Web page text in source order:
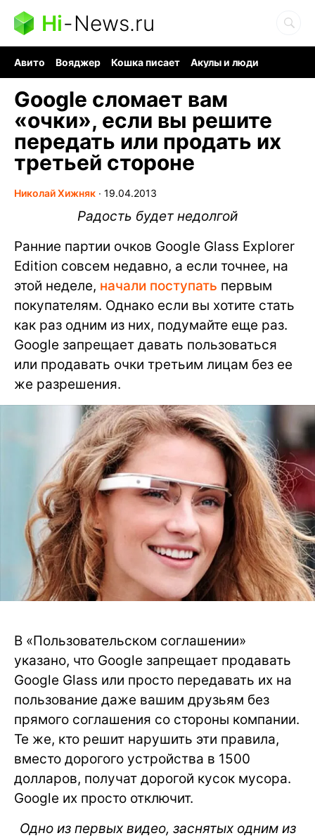
Hi-News.ru
Авито Вояджер Кошка писает
Акулы и люди
Google сломает вам
«очки», если вы решите
передать или продать их
третьей стороне
Николай Хижняк ∙ 19.04.2013
Радость будет недолгой
Ранние партии очков Google Glass Explorer
Edition совсем недавно, а если точнее, на
этой неделе, начали поступать первым
покупателям. Однако если вы хотите стать
как раз одним из них, подумайте еще раз.
Google запрещает давать пользоваться
или продавать очки третьим лицам без ее
же разрешения.
В «Пользовательском соглашении»
указано, что Google запрещает продавать
Google Glass или просто передавать их на
пользование даже вашим друзьям без
прямого соглашения со стороны компании.
Те же, кто решит нарушить эти правила,
вместо дорогого устройства в 1500
долларов, получат дорогой кусок мусора.
Google их просто отключит.
Одно из первых видео, заснятых одним из